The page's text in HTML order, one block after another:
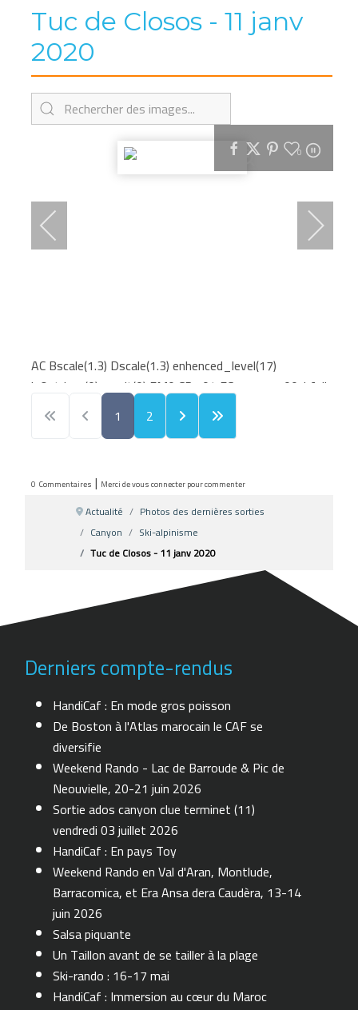
Tuc de Closos - 11 janv
2020
0
AC Bscale(1.3) Dscale(1.3) enhenced_level(17)
isOutdoor(0) result(0) FM0 CR1.04 FC111111100: bfalic
0000X:zzzzzH87020jzzzzzz0 b
505305c04385f04224503ea1040 c30 e02c2 0 034e
1312f16ef138 257 131cf189f14f 257 1326f1a2f165
258 1330f1baf181 258 133af1cdf197 258
1344f1d2f196 258 133af1c7f186 358 125145d13
33f1c37 018 017 030 02c14
1 2
0 Commentaires | Merci de vous connecter pour commenter
Actualité
Photos des dernières sorties
Canyon
Ski-alpinisme
Tuc de Closos - 11 janv 2020
Derniers compte-rendus
HandiCaf : En mode gros poisson
De Boston à l'Atlas marocain le CAF se
diversifie
Weekend Rando - Lac de Barroude & Pic de
Neouvielle, 20-21 juin 2026
Sortie ados canyon clue terminet (11)
vendredi 03 juillet 2026
HandiCaf : En pays Toy
Weekend Rando en Val d'Aran, Montlude,
Barracomica, et Era Ansa dera Caudèra, 13-14
juin 2026
Salsa piquante
Un Taillon avant de se tailler à la plage
Ski-rando : 16-17 mai
HandiCaf : Immersion au cœur du Maroc